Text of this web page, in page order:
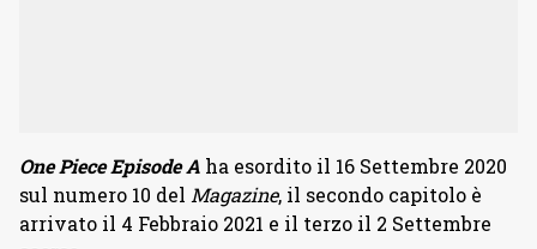
One Piece Episode A ha esordito il 16 Settembre 2020
sul numero 10 del Magazine, il secondo capitolo è
arrivato il 4 Febbraio 2021 e il terzo il 2 Settembre